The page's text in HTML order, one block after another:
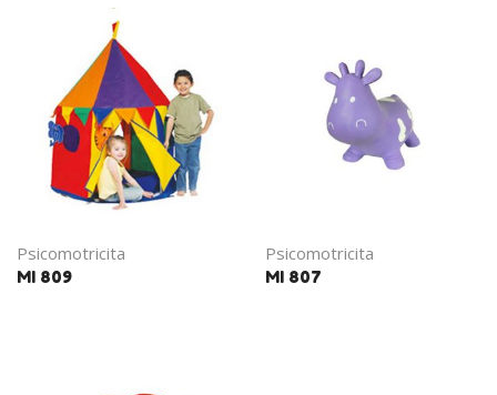
Psicomotricita
MI 809
Psicomotricita
MI 807